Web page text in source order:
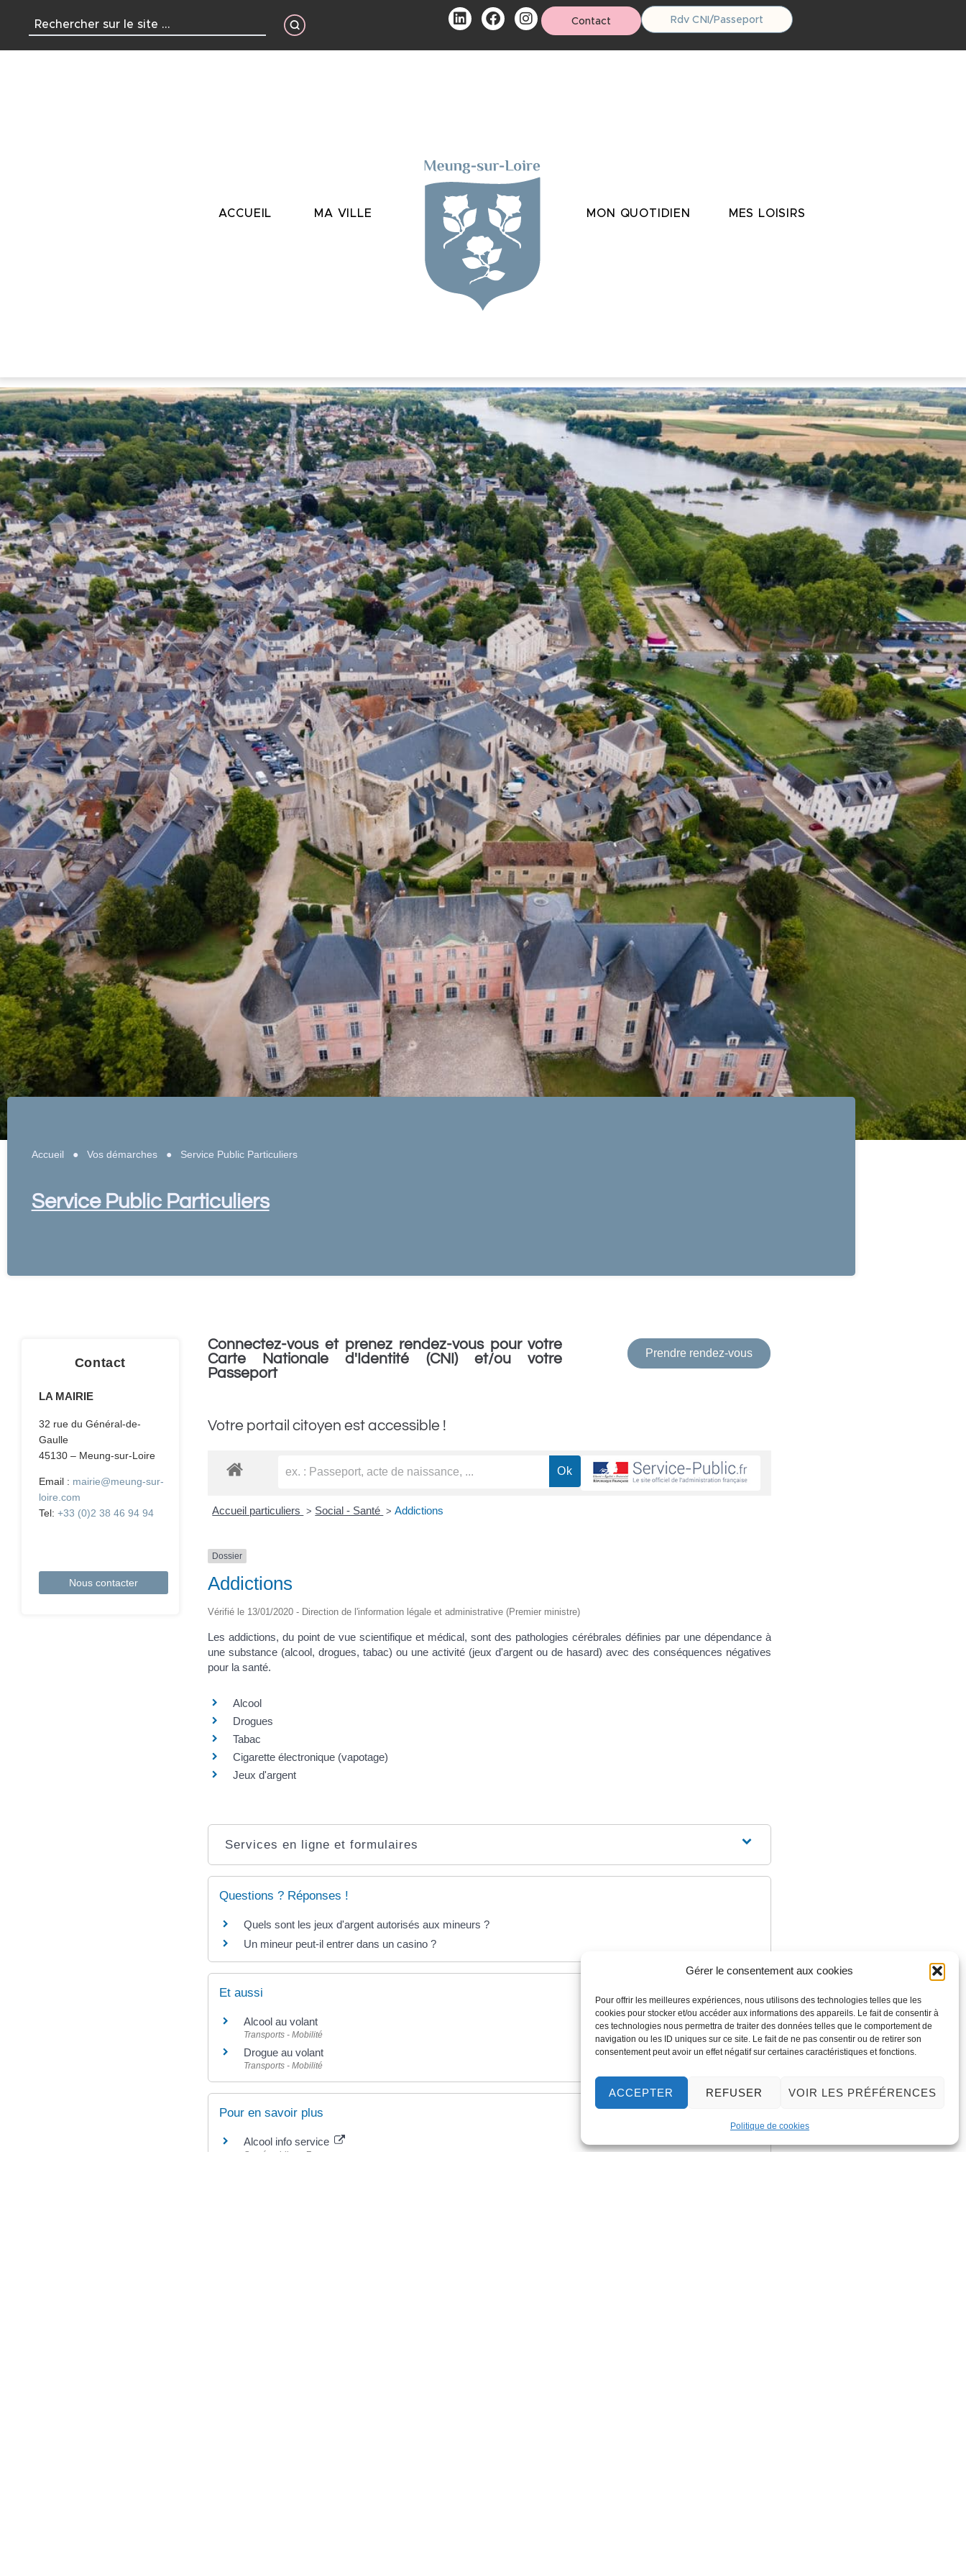
Gérer le consentement aux cookies
Pour offrir les meilleures expériences, nous utilisons des technologies telles que les
cookies pour stocker et/ou accéder aux informations des appareils. Le fait de consentir à
ces technologies nous permettra de traiter des données telles que le comportement de
navigation ou les ID uniques sur ce site. Le fait de ne pas consentir ou de retirer son
consentement peut avoir un effet négatif sur certaines caractéristiques et fonctions.
ACCEPTER REFUSER VOIR LES PRÉFÉRENCES
Politique de cookies
principal
Contact Rdv CNI/Passeport
ACCUEIL MA VILLE MON QUOTIDIEN MES LOISIRS
Accueil ● Vos démarches● Service Public Particuliers
Service Public Particuliers
Contact
LA MAIRIE
32 rue du Général-de-
Gaulle
45130 – Meung-sur-Loire
Email : mairie@meung-sur-
loire.com
Tel:+33 (0)2 38 46 94 94
Nous contacter
Connectez-vous et prenez rendez-vous pour votre
Carte Nationale d'Identité (CNI) et/ou votre
Passeport
Prendre rendez-vous
Votre portail citoyen est accessible !
Accueil particuliers > Social - Santé > Addictions
Dossier
Addictions
Vérifié le 13/01/2020 - Direction de l'information légale et administrative (Premier ministre)
Les addictions, du point de vue scientifique et médical, sont des pathologies cérébrales définies par une dépendance à
une substance (alcool, drogues, tabac) ou une activité (jeux d'argent ou de hasard) avec des conséquences négatives
pour la santé.
Alcool
Drogues
Tabac
Cigarette électronique (vapotage)
Jeux d'argent
Services en ligne et formulaires
Questions ? Réponses !
Quels sont les jeux d'argent autorisés aux mineurs ?
Un mineur peut-il entrer dans un casino ?
Et aussi
Alcool au volant
Transports - Mobilité
Drogue au volant
Transports - Mobilité
Pour en savoir plus
Alcool info service
Santé publique France